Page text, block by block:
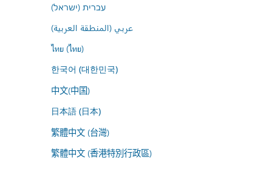
עברית (ישראל)
عربي (المنطقة العربية)
ไทย (ไทย)
한국어 (대한민국)
中文(中国)
日本語 (日本)
繁體中文 (台灣)
繁體中文 (香港特別行政區)